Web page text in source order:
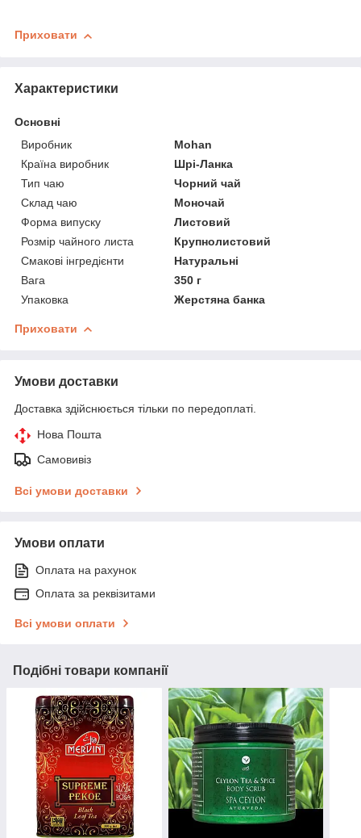
Приховати
Характеристики
Основні
Виробник
Mohan
Країна виробник
Шрі-Ланка
Тип чаю
Чорний чай
Склад чаю
Моночай
Форма випуску
Листовий
Розмір чайного листа
Крупнолистовий
Смакові інгредієнти
Натуральні
Вага
350 г
Упаковка
Жерстяна банка
Приховати
Умови доставки
Доставка здійснюється тільки по передоплаті.
Нова Пошта
Самовивіз
Всі умови доставки
Умови оплати
Оплата на рахунок
Оплата за реквізитами
Всі умови оплати
Подібні товари компанії